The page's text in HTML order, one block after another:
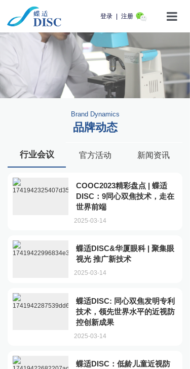
登录 注册
品牌动态
Brand Dynamics
行业会议 官方活动 新闻资讯
COOC2023精彩盘点 | 蝶适
DISC：9同心双焦技术，走在
世界前端
2025-03-14
蝶适DISC&华厦眼科 | 聚集眼
视光 推广新技术
2025-03-14
蝶适DISC: 同心双焦发明专利
技术，领先世界水平的近视防
控创新成果
2025-03-14
蝶适DISC：低龄儿童近视防